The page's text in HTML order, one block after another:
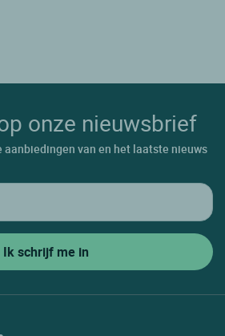
onze nieuwsbrief
van en het laatste nieuws